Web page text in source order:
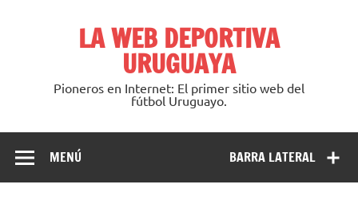
LA WEB DEPORTIVA
URUGUAYA
Pioneros en Internet: El primer sitio web del
fútbol Uruguayo.
BARRA LATERAL
MENÚ